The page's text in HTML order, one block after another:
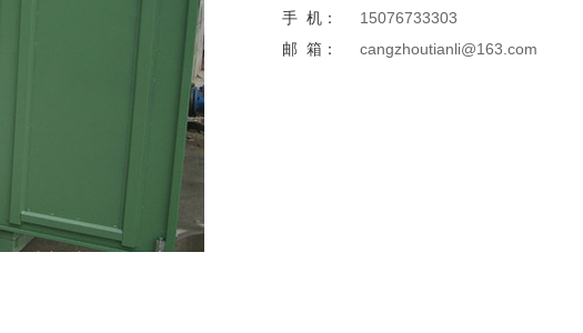
手 机：
15076733303
邮 箱：
cangzhoutianli@163.com